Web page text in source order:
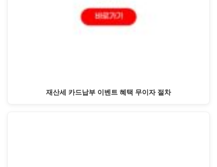
재산세 카드납부 이벤트 혜택 무이자 절차